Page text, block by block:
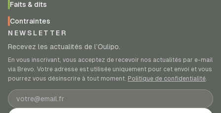
Faits & dits
Contraintes
NEWSLETTER
Recevez les actualités de l’Oulipo.
En vous inscrivant, vous acceptez de recevoir nos actualités par e-mail
via Brevo. Votre adresse est utilisée uniquement pour cet envoi et vous
pourrez vous désinscrire à tout moment. Politique de confidentialité.
Adresse e-mail